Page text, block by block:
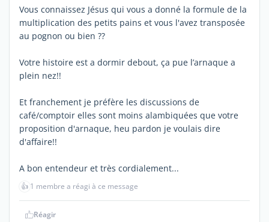
Vous connaissez Jésus qui vous a donné la formule de la
multiplication des petits pains et vous l'avez transposée
au pognon ou bien ??
Votre histoire est a dormir debout, ça pue l’arnaque a
plein nez!!
Et franchement je préfère les discussions de
café/comptoir elles sont moins alambiquées que votre
proposition d'arnaque, heu pardon je voulais dire
d'affaire!!
A bon entendeur et très cordialement...
👍 1 membre a réagi à ce message
Réagir